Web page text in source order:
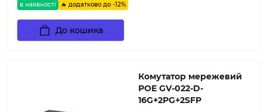
в наявності 🔥 додатково до -12%
До кошика
Комутатор мережевий
POE GV-022-D-
16G+2PG+2SFP